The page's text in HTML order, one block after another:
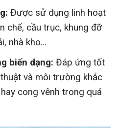
Được sử dụng linh hoạt
chế, cầu trục, khung đỡ
nhà kho…
biến dạng: Đáp ứng tốt
và môi trường khắc
cong vênh trong quá